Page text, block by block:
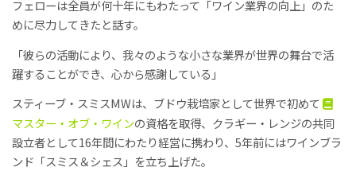
フェローは全員が何十年にもわたって「ワイン業界の向上」のた
めに尽力してきたと話す。
「彼らの活動により、我々のような小さな業界が世界の舞台で活
躍することができ、心から感謝している」
スティーブ・スミスMWは、ブドウ栽培家として世界で初めて
マスター・オブ・ワインの資格を取得、クラギー・レンジの共同
設立者として16年間にわたり経営に携わり、5年前にはワインブラ
ンド「スミス＆シェス」を立ち上げた。